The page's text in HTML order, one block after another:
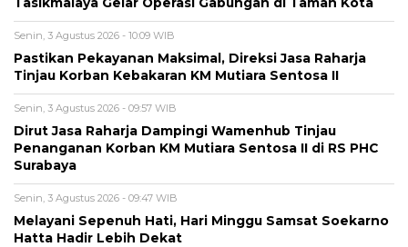
Senin, 3 Agustus 2026 - 10:09 WIB
Pastikan Pekayanan Maksimal, Direksi Jasa Raharja
Tinjau Korban Kebakaran KM Mutiara Sentosa II
Senin, 3 Agustus 2026 - 09:57 WIB
Dirut Jasa Raharja Dampingi Wamenhub Tinjau
Penanganan Korban KM Mutiara Sentosa II di RS PHC
Surabaya
Senin, 3 Agustus 2026 - 09:47 WIB
Melayani Sepenuh Hati, Hari Minggu Samsat Soekarno
Hatta Hadir Lebih Dekat